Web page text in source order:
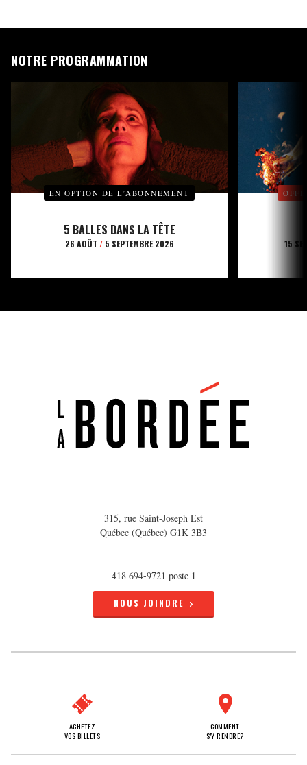
NOTRE PROGRAMMATION
EN OPTION DE L’ABONNEMENT
5 BALLES DANS LA TÊTE
26 AOÛT /5 SEPTEMBRE 2026 15
315, rue Saint-Joseph Est
Québec (Québec) G1K 3B3
418 694-9721 poste 1
NOUS JOINDRE
ACHETEZ
VOS BILLETS
COMMENT
S'Y RENDRE?